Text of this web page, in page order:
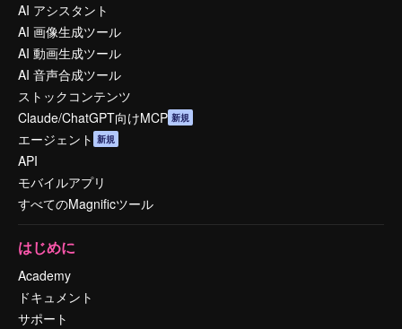
AI アシスタント
AI 画像生成ツール
AI 動画生成ツール
AI 音声合成ツール
ストックコンテンツ
Claude/ChatGPT向けMCP 新規
エージェント 新規
API
モバイルアプリ
すべてのMagnificツール
はじめに
Academy
ドキュメント
サポート